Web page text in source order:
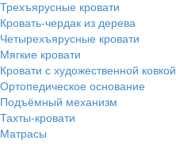
Трехъярусные кровати
Кровать-чердак из дерева
Четырехъярусные кровати
Мягкие кровати
Кровати с художественной ковкой
Ортопедическое основание
Подъёмный механизм
Тахты-кровати
Матрасы